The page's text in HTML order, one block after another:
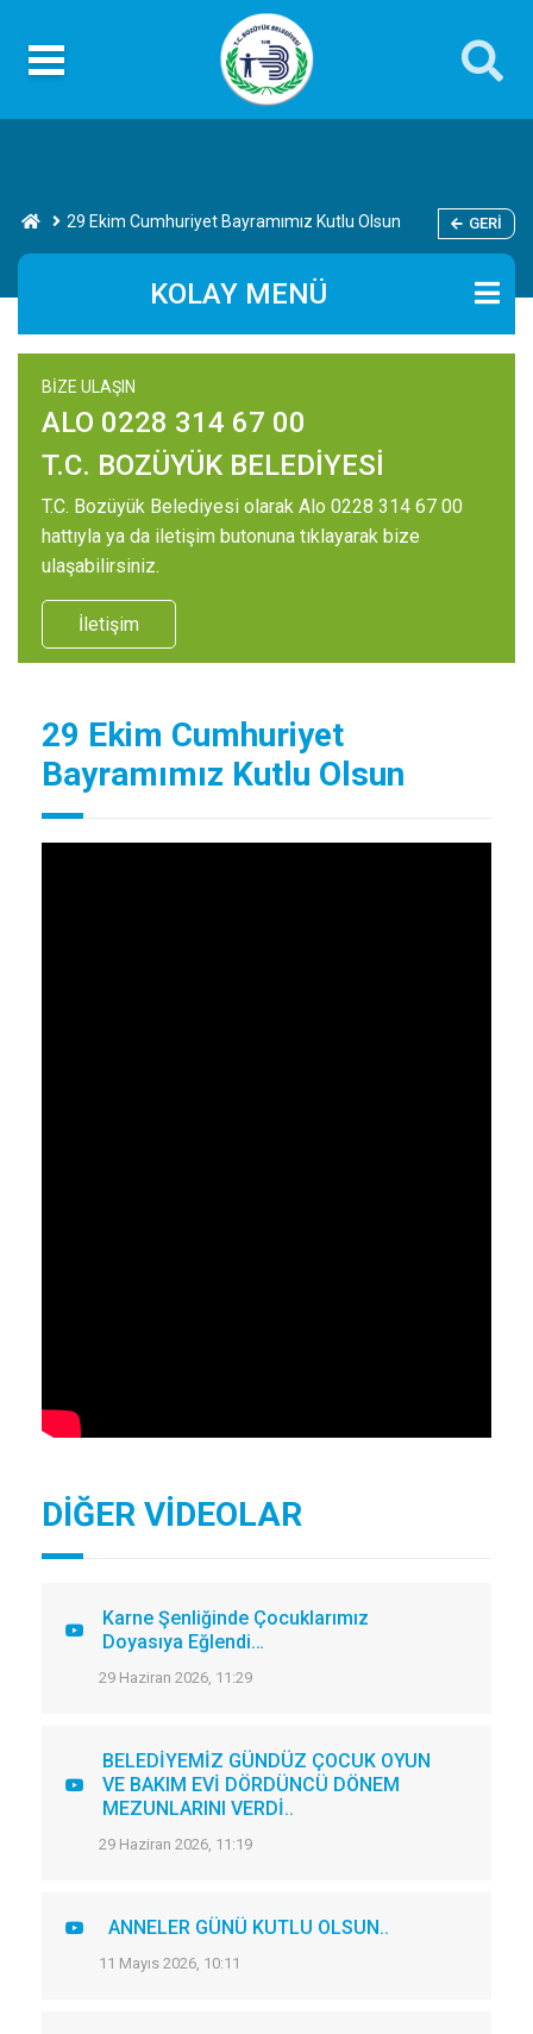
29 Ekim Cumhuriyet Bayramımız Kutlu Olsun GERI
KOLAY MENÜ
BİZE ULAŞIN
ALO 0228 314 67 00
T.C. BOZÜYÜK BELEDİYESİ
T.C. Bozüyük Belediyesi olarak Alo 0228 314 67 00
hattıyla ya da iletişim butonuna tıklayarak bize
ulaşabilirsiniz.
İletişim
29 Ekim Cumhuriyet
Bayramımız Kutlu Olsun
DİĞER VİDEOLAR
Karne Şenliğinde Çocuklarımız
Doyasıya Eğlendi…
29 Haziran 2026, 11:29
BELEDİYEMİZ GÜNDÜZ ÇOCUK OYUN
VE BAKIM EVİ DÖRDÜNCÜ DÖNEM
MEZUNLARINI VERDİ..
29 Haziran 2026, 11:19
ANNELER GÜNÜ KUTLU OLSUN..
11 Mayıs 2026, 10:11